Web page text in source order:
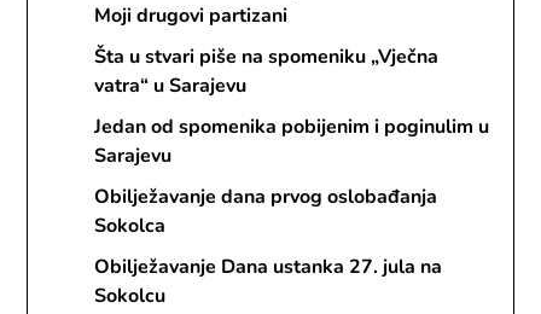
Moji drugovi partizani
Šta u stvari piše na spomeniku „Vječna
vatra“ u Sarajevu
Jedan od spomenika pobijenim i poginulim u
Sarajevu
Obilježavanje dana prvog oslobađanja
Sokolca
Obilježavanje Dana ustanka 27. jula na
Sokolcu